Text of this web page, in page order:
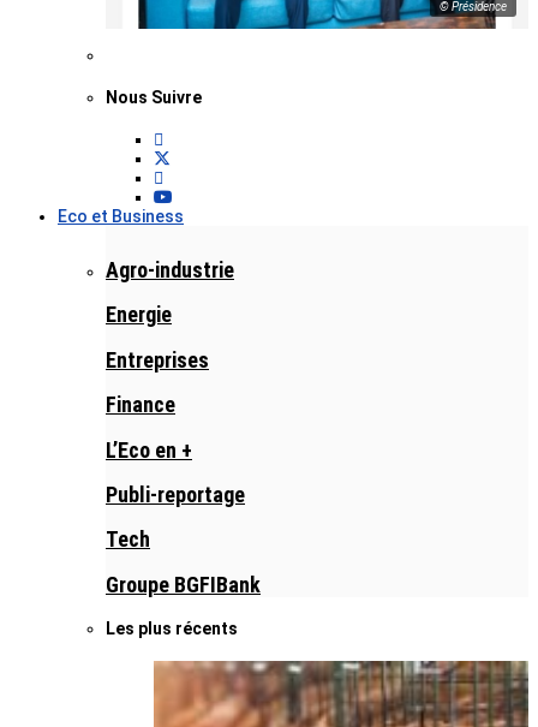
© Présidence
Nous Suivre
Eco et Business
Agro-industrie
Energie
Entreprises
Finance
L’Eco en +
Publi-reportage
Tech
Groupe BGFIBank
Les plus récents